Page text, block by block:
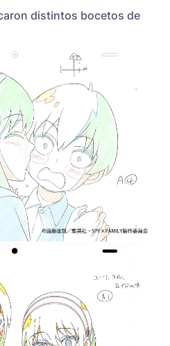
distintos bocetos de